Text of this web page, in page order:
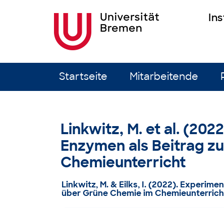
Startseite Mitarbeitende
Linkwitz, M. et al.
Enzymen als Beitrag
Chemieunterricht
Linkwitz, M. & Eilks, I. (2022).
über Grüne Chemie im